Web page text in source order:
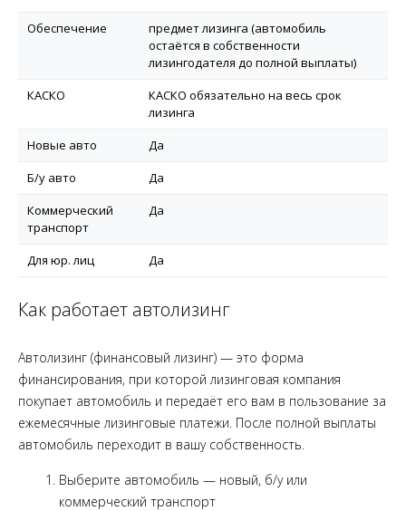
Обеспечение
предмет лизинга (автомобиль
остаётся в собственности
лизингодателя до полной выплаты)
КАСКО
КАСКО обязательно на весь срок
лизинга
Новые авто
Да
Б/у авто
Да
Коммерческий
транспорт
Да
Для юр. лиц Да
Как работает автолизинг
Автолизинг (финансовый лизинг) — это форма
финансирования, при которой лизинговая компания
покупает автомобиль и передаёт его вам в пользование за
ежемесячные лизинговые платежи. После полной выплаты
автомобиль переходит в вашу собственность.
Выберите автомобиль — новый, б/у или
коммерческий транспорт